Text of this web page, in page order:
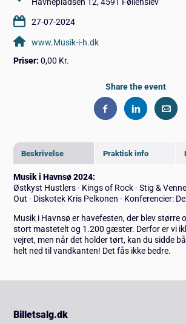
Beskrivelse Praktisk info
Musik i Havnsø 2024:
Østkyst Hustlers · Kings of Rock · Stig &
Out · Diskotek Kris Pelkonen · Konferencier:
Musik i Havnsø er havefesten, der blev større
stort mastetelt og 1.200 gæster. Derfor er vi
vejret, men når det holder tørt, kan du sidde
helt ned til vandkanten! Det fås ikke bedre.
27-07-2024
www.Musik-i-h.dk
Priser: 0,00 Kr.
Share the event
Billetsalg.dk